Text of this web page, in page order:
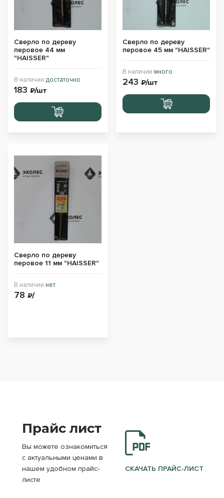
Сверло по дереву
перовое 44 мм
"HAISSER"
В наличии достаточно
183 ₽/шт
Перейти
в корзину
Сверло по дереву
перовое 45 мм "HAISSER"
В наличии много
243 ₽/шт
Перейти
в корзину
Сверло по дереву
перовое 11 мм "HAISSER"
В наличии нет
78 ₽/
Прайс лист
Вы можете ознакомиться
с актуальными ценами в
нашем удобном прайс-
листе
СКАЧАТЬ ПРАЙС-ЛИСТ